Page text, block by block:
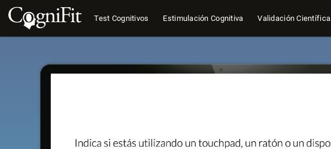
Test Cognitivos Estimulación Cognitiva Validación Científica